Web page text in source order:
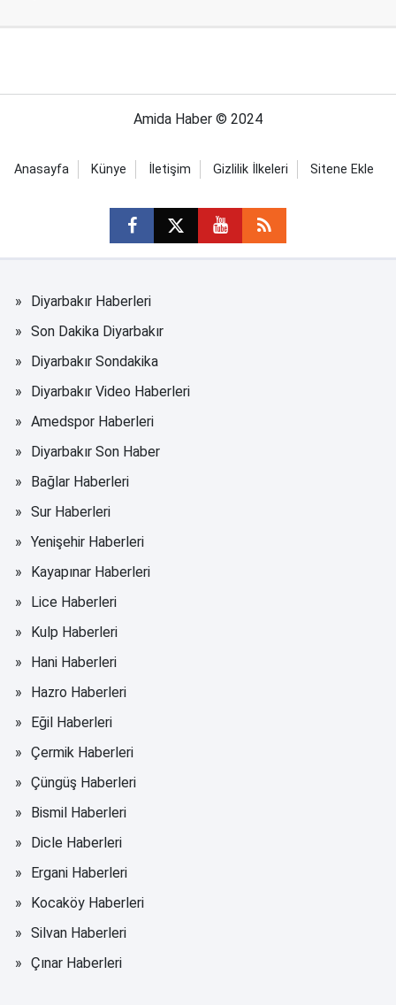
Amida Haber © 2024
Anasayfa Künye İletişim Gizlilik İlkeleri Sitene Ekle
Diyarbakır Haberleri
Son Dakika Diyarbakır
Diyarbakır Sondakika
Diyarbakır Video Haberleri
Amedspor Haberleri
Diyarbakır Son Haber
Bağlar Haberleri
Sur Haberleri
Yenişehir Haberleri
Kayapınar Haberleri
Lice Haberleri
Kulp Haberleri
Hani Haberleri
Hazro Haberleri
Eğil Haberleri
Çermik Haberleri
Çüngüş Haberleri
Bismil Haberleri
Dicle Haberleri
Ergani Haberleri
Kocaköy Haberleri
Silvan Haberleri
Çınar Haberleri